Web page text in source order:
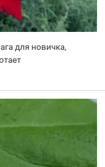
для новичка,